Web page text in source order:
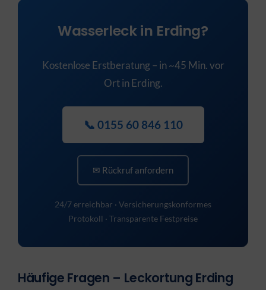
Wasserleck in Erding?
Kostenlose Erstberatung – in ~45 Min. vor
Ort in Erding.
📞 0155 60 846 110
✉ Rückruf anfordern
24/7 erreichbar · Versicherungskonformes
Protokoll · Transparente Festpreise
Häufige Fragen – Leckortung Erding